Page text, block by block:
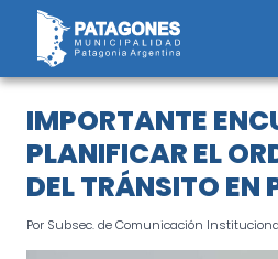
Saltar
contenido
IMPORTANTE
PLANIFICAR EL
DEL TRÁNSITO EN
Por Subsec. de Comunicación